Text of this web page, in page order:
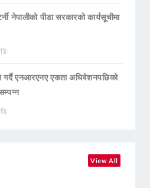
नेपालीको पीडा सरकारको कार्यसूचीमा
गर्दै एनआरएनए एकता अधिवेशनपछिको
View All